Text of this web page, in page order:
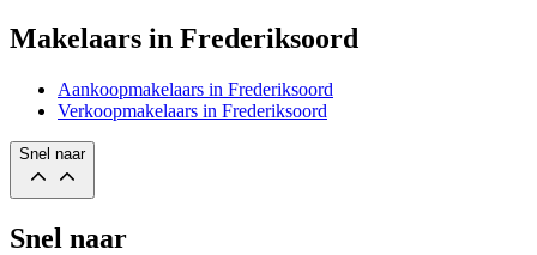
Makelaars in Frederiksoord
Aankoopmakelaars in Frederiksoord
Verkoopmakelaars in Frederiksoord
Snel naar
Snel naar